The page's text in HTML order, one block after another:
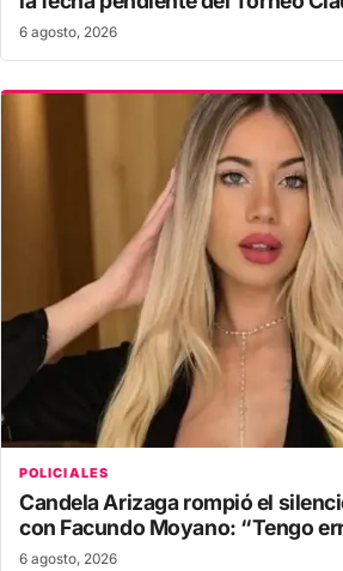
6 agosto, 2026
POLICIALES
Candela Arizaga rompió el
con Facundo Moyano: “Tengo
6 agosto, 2026